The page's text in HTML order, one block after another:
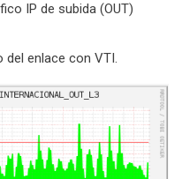
IP de subida (OUT)
del enlace con VTI.